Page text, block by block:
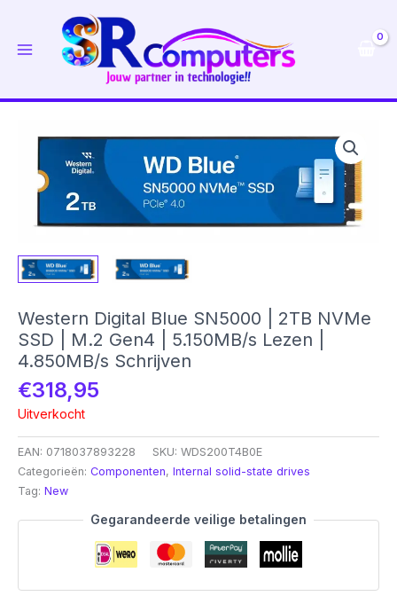
Western Digital Blue SN5000 | 2TB NVMe
SSD | M.2 Gen4 | 5.150MB/s Lezen |
4.850MB/s Schrijven
€318,95
Uitverkocht
EAN: 0718037893228 SKU: WDS200T4B0E
Categorieën: Componenten, Internal solid-state drives
Tag: New
Gegarandeerde veilige betalingen